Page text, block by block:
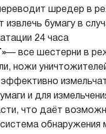
шредер в
извлечь бумагу в
24 часа
— все шестерни в
ножи
и для
что даёт
обнаружения